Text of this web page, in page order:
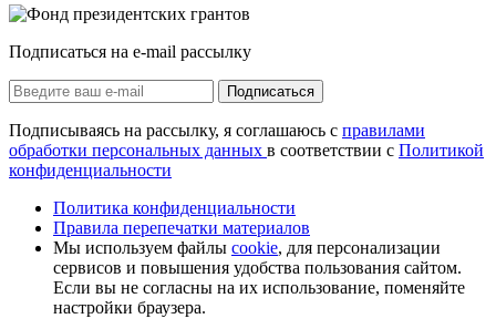
Подписаться на e-mail рассылку
Подписаться
Подписываясь на рассылку, я соглашаюсь с правилами
обработки персональных данных в соответствии с Политикой
конфиденциальности
Политика конфиденциальности
Правила перепечатки материалов
Мы используем файлы cookie, для персонализации
сервисов и повышения удобства пользования сайтом.
Если вы не согласны на их использование, поменяйте
настройки браузера.